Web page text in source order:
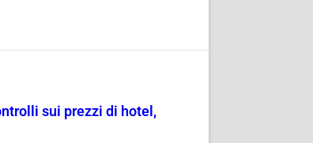
sui prezzi di hotel,